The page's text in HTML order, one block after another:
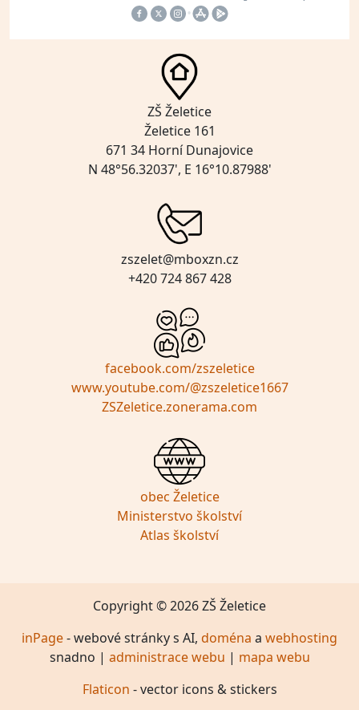
ZŠ Želetice
Želetice 161
671 34 Horní Dunajovice
N 48°56.32037', E 16°10.87988'
zszelet@mboxzn.cz
+420 724 867 428
facebook.com/zszeletice
www.youtube.com/@zszeletice1667
ZSZeletice.zonerama.com
obec Želetice
Ministerstvo školství
Atlas školství
Copyright © 2026 ZŠ Želetice
inPage- webové stránky s AI, doména a webhosting
snadno | administrace webu | mapa webu
Flaticon - vector icons & stickers